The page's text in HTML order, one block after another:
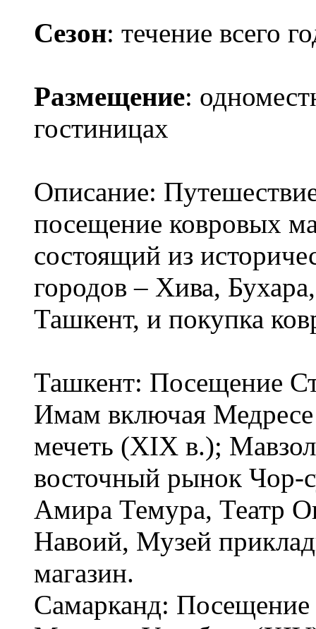
Сезон: течение всего
Размещение:
гостиницах
Описание:
посещение ковровых
состоящий из
городов – Хива,
Ташкент, и покупка
Ташкент: Посещение
Имам включая
мечеть (XIX в.);
восточный рынок Чор-
Амира Темура, Театр
Навоий, Музей
магазин.
Самарканд: